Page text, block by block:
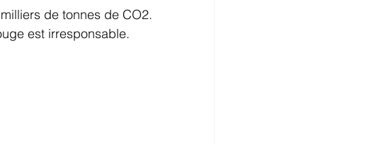
de tonnes de CO2.
est irresponsable.